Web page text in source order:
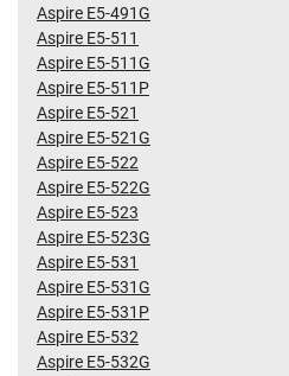
Aspire E5-491G
Aspire E5-511
Aspire E5-511G
Aspire E5-511P
Aspire E5-521
Aspire E5-521G
Aspire E5-522
Aspire E5-522G
Aspire E5-523
Aspire E5-523G
Aspire E5-531
Aspire E5-531G
Aspire E5-531P
Aspire E5-532
Aspire E5-532G